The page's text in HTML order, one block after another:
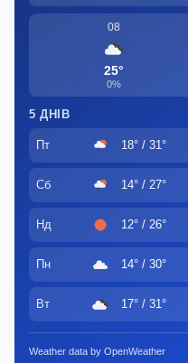
08
25°
0%
5 ДНІВ
Пт 18° / 31°
Сб 14° / 27°
Нд 12° / 26°
Пн 14° / 30°
Вт 17° / 31°
Weather data by OpenWeather